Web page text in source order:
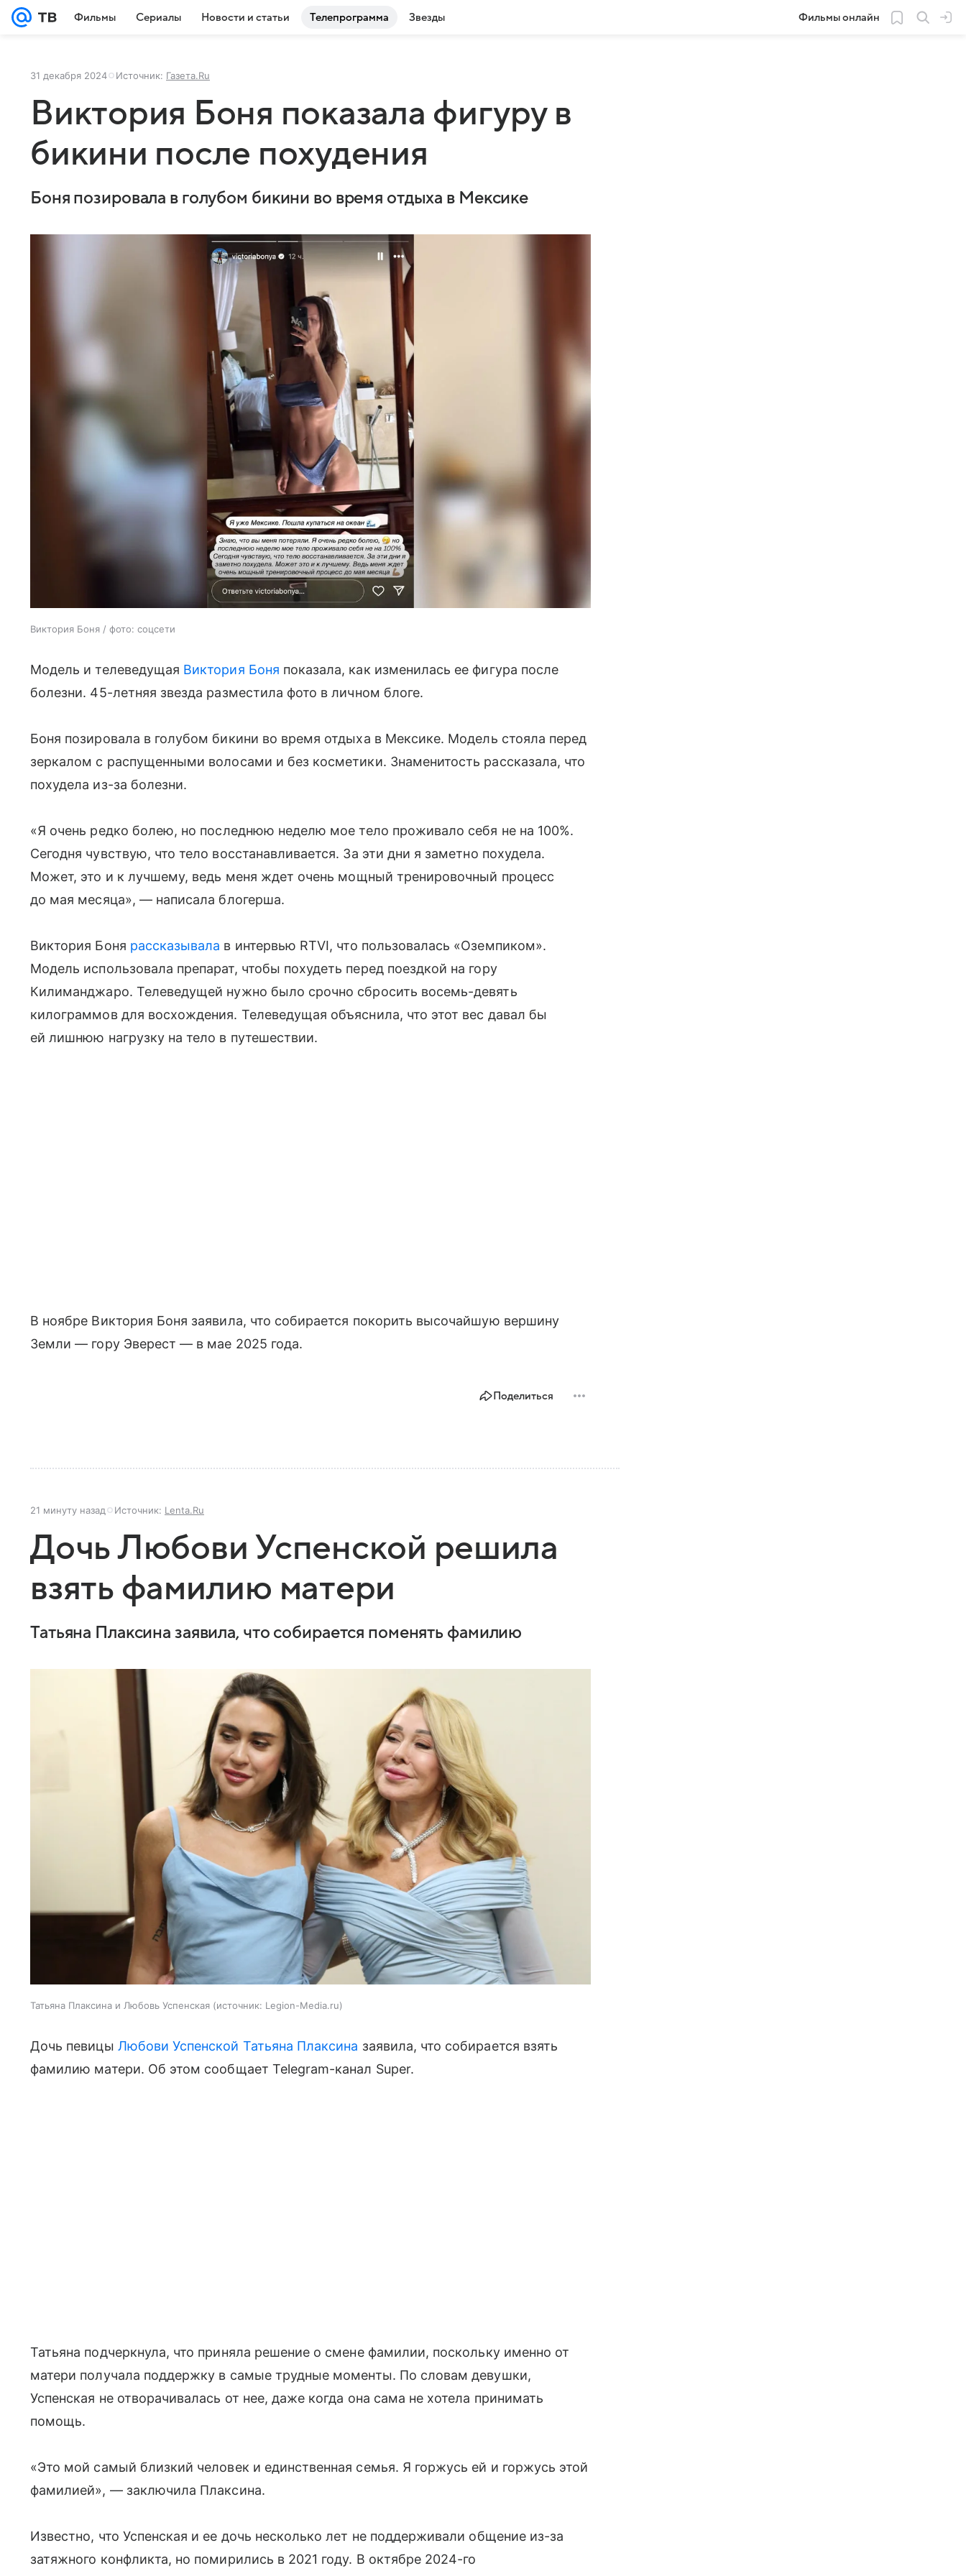
Фильмы Сериалы Новости и статьи Телепрограмма Звезды Фильмы онлайн
31 декабря 2024 Источник: Газета.Ru
Виктория Боня показала фигуру в
бикини после похудения
Боня позировала в голубом бикини во время отдыха в Мексике
Виктория Боня / фото: соцсети
Модель и телеведущая Виктория Боня показала, как изменилась ее фигура после
болезни. 45-летняя звезда разместила фото в личном блоге.
Боня позировала в голубом бикини во время отдыха в Мексике. Модель стояла перед
зеркалом с распущенными волосами и без косметики. Знаменитость рассказала, что
похудела из-за болезни.
«Я очень редко болею, но последнюю неделю мое тело проживало себя не на 100%.
Сегодня чувствую, что тело восстанавливается. За эти дни я заметно похудела.
Может, это и к лучшему, ведь меня ждет очень мощный тренировочный процесс
до мая месяца», — написала блогерша.
Виктория Боня рассказывала в интервью RTVI, что пользовалась «Оземпиком».
Модель использовала препарат, чтобы похудеть перед поездкой на гору
Килиманджаро. Телеведущей нужно было срочно сбросить восемь-девять
килограммов для восхождения. Телеведущая объяснила, что этот вес давал бы
ей лишнюю нагрузку на тело в путешествии.
В ноябре Виктория Боня заявила, что собирается покорить высочайшую вершину
Земли — гору Эверест — в мае 2025 года.
Поделиться
21 минуту назад Источник: Lenta.Ru
Дочь Любови Успенской решила
взять фамилию матери
Татьяна Плаксина заявила, что собирается поменять фамилию
Татьяна Плаксина и Любовь Успенская источник: Legion-Media.ru
Дочь певицы Любови Успенской Татьяна Плаксина заявила, что собирается взять
фамилию матери. Об этом сообщает Telegram-канал Super.
Татьяна подчеркнула, что приняла решение о смене фамилии, поскольку именно от
матери получала поддержку в самые трудные моменты. По словам девушки,
Успенская не отворачивалась от нее, даже когда она сама не хотела принимать
помощь.
«Это мой самый близкий человек и единственная семья. Я горжусь ей и горжусь этой
фамилией», — заключила Плаксина.
Известно, что Успенская и ее дочь несколько лет не поддерживали общение из-за
затяжного конфликта, но помирились в 2021 году. В октябре 2024-го